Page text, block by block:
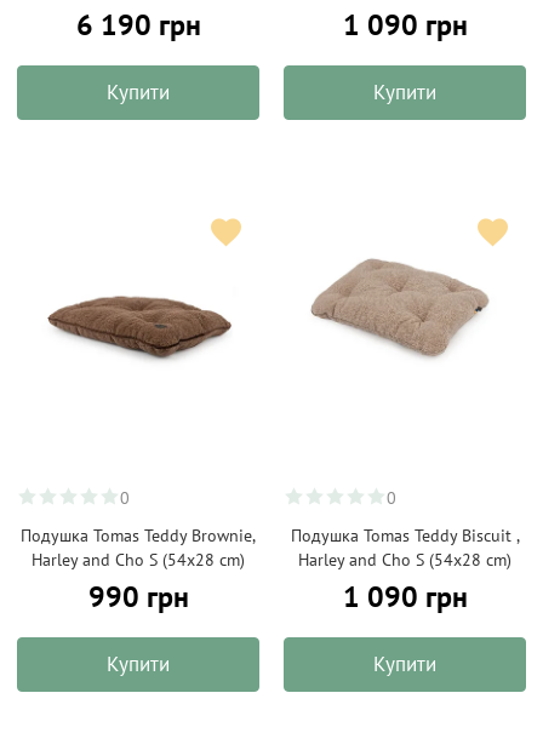
6 190 грн
Купити
1 090 грн
Купити
0
Подушка Tomas Teddy Brownie,
Harley and Cho S (54x28 cm)
990 грн
Купити
0
Подушка Tomas Teddy Biscuit ,
Harley and Cho S (54x28 cm)
1 090 грн
Купити